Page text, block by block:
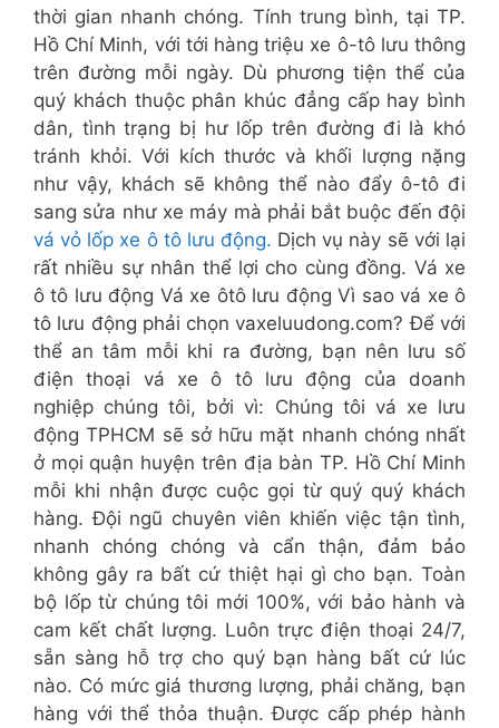
thời gian nhanh chóng. Tính trung bình, tại TP.
Hồ Chí Minh, với tới hàng triệu xe ô-tô lưu thông
trên đường mỗi ngày. Dù phương tiện thể của
quý khách thuộc phân khúc đẳng cấp hay bình
dân, tình trạng bị hư lốp trên đường đi là khó
tránh khỏi. Với kích thước và khối lượng nặng
như vậy, khách sẽ không thể nào đẩy ô-tô đi
sang sửa như xe máy mà phải bắt buộc đến đội
vá vỏ lốp xe ô tô lưu động. Dịch vụ này sẽ với lại
rất nhiều sự nhân thể lợi cho cùng đồng. Vá xe
ô tô lưu động Vá xe ôtô lưu động Vì sao vá xe ô
tô lưu động phải chọn vaxeluudong.com? Để với
thể an tâm mỗi khi ra đường, bạn nên lưu số
điện thoại vá xe ô tô lưu động của doanh
nghiệp chúng tôi, bởi vì: Chúng tôi vá xe lưu
động TPHCM sẽ sở hữu mặt nhanh chóng nhất
ở mọi quận huyện trên địa bàn TP. Hồ Chí Minh
mỗi khi nhận được cuộc gọi từ quý quý khách
hàng. Đội ngũ chuyên viên khiến việc tận tình,
nhanh chóng chóng và cẩn thận, đảm bảo
không gây ra bất cứ thiệt hại gì cho bạn. Toàn
bộ lốp từ chúng tôi mới 100%, với bảo hành và
cam kết chất lượng. Luôn trực điện thoại 24/7,
sẵn sàng hỗ trợ cho quý bạn hàng bất cứ lúc
nào. Có mức giá thương lượng, phải chăng, bạn
hàng với thể thỏa thuận. Được cấp phép hành